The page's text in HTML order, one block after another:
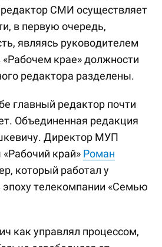
СМИ осуществляет
в первую очередь,
являясь руководителем
крае» должности
редактора разделены.
главный редактор почти
Объединенная редакция
Директор МУП
край» Роман
который работал у
телекомпании «Семью
как управлял процессом,